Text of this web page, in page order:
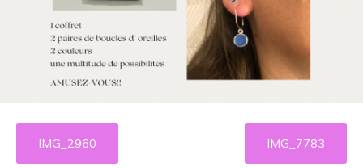
IMG_2960 IMG_7783